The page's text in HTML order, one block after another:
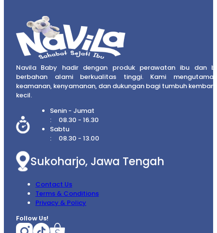
Navila Baby hadir dengan produk perawatan ibu dan
berbahan alami berkualitas tinggi. Kami
keamanan, kenyamanan, dan dukungan bagi tumbuh
kecil.
Senin - Jumat
08.30 - 16.30
Sabtu
08.30 - 13.00
Sukoharjo, Jawa Tengah
Contact Us
Terms & Conditions
Privacy & Policy
Follow Us!